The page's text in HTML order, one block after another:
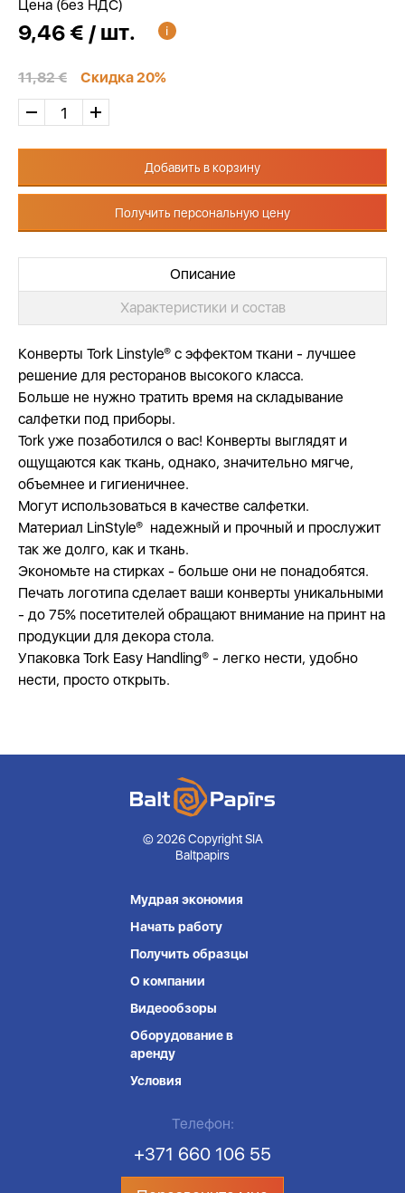
Цена (без НДС)
9,46 € / шт.
11,82 € Скидка 20%
Добавить в корзину
Получить персональную цену
Описание
Характеристики и состав
Конверты Tork Linstyle® с эффектом ткани - лучшее
решение для ресторанов высокого класса.
Больше не нужно тратить время на складывание
салфетки под приборы.
Tork уже позаботился о вас! Конверты выглядят и
ощущаются как ткань, однако, значительно мягче,
объемнее и гигиеничнее.
Могут использоваться в качестве салфетки.
Материал LinStyle® надежный и прочный и прослужит
так же долго, как и ткань.
Экономьте на стирках - больше они не понадобятся.
Печать логотипа сделает ваши конверты уникальными
- до 75% посетителей обращают внимание на принт на
продукции для декора стола.
Упаковка Tork Easy Handling® - легко нести, удобно
нести, просто открыть.
© 2026 Copyright SIA
Baltpapirs
Мудрая экономия
Начать работу
Получить образцы
О компании
Видеообзоры
Оборудование в
аренду
Условия
Телефон:
+371 660 106 55